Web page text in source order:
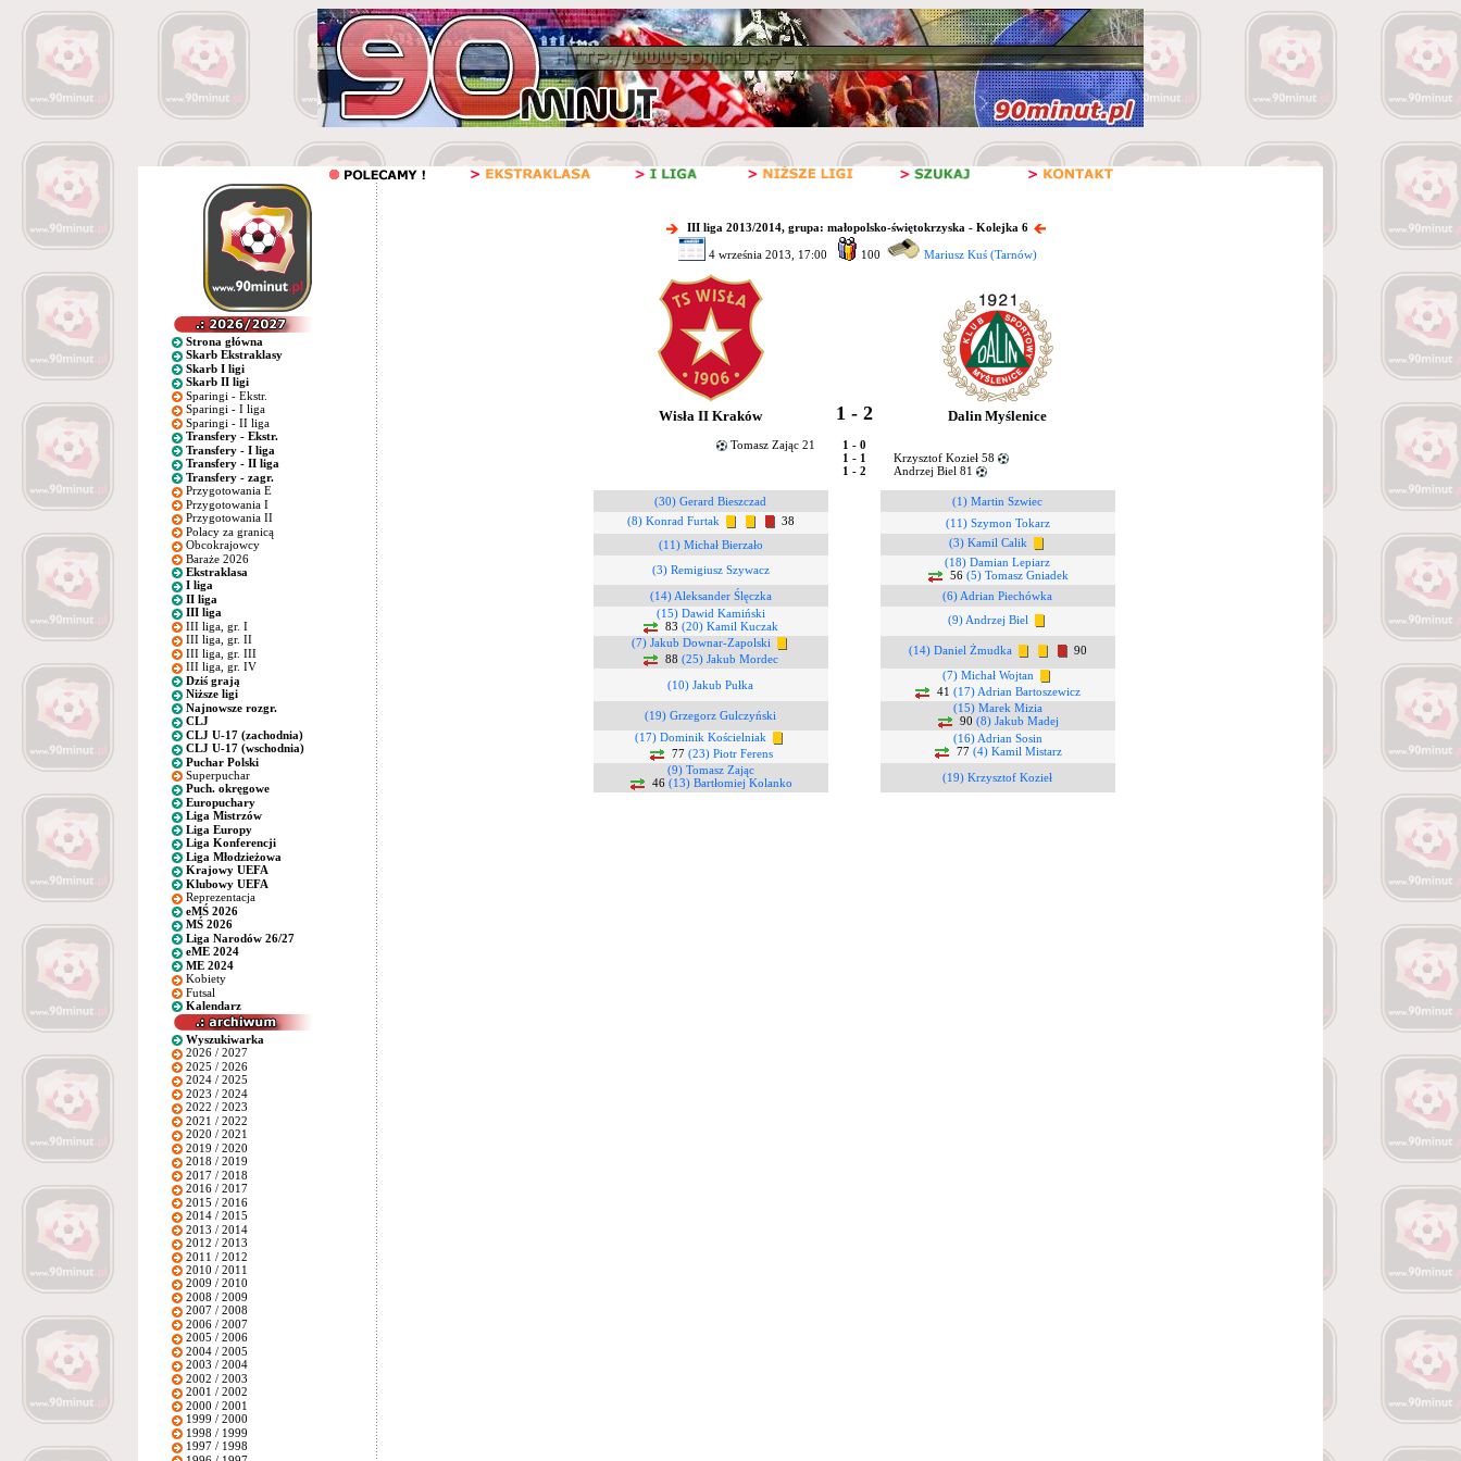
Strona główna
Skarb Ekstraklasy
Skarb I ligi
Skarb II ligi
Sparingi - Ekstr.
Sparingi - I liga
Sparingi - II liga
Transfery - Ekstr.
Transfery - I liga
Transfery - II liga
Transfery - zagr.
Przygotowania E
Przygotowania I
Przygotowania II
Polacy za granicą
Obcokrajowcy
Baraże 2026
Ekstraklasa
I liga
II liga
III liga
III liga, gr. I
III liga, gr. II
III liga, gr. III
III liga, gr. IV
Dziś grają
Niższe ligi
Najnowsze rozgr.
CLJ
CLJ U-17 (zachodnia)
CLJ U-17 (wschodnia)
Puchar Polski
Superpuchar
Puch. okręgowe
Europuchary
Liga Mistrzów
Liga Europy
Liga Konferencji
Liga Młodzieżowa
Krajowy UEFA
Klubowy UEFA
Reprezentacja
eMŚ 2026
MŚ 2026
Liga Narodów 26/27
eME 2024
ME 2024
Kobiety
Futsal
Kalendarz
Wyszukiwarka
2026 / 2027
2025 / 2026
2024 / 2025
2023 / 2024
2022 / 2023
2021 / 2022
2020 / 2021
2019 / 2020
2018 / 2019
2017 / 2018
2016 / 2017
2015 / 2016
2014 / 2015
2013 / 2014
2012 / 2013
2011 / 2012
2010 / 2011
2009 / 2010
2008 / 2009
2007 / 2008
2006 / 2007
2005 / 2006
2004 / 2005
2003 / 2004
2002 / 2003
2001 / 2002
2000 / 2001
1999 / 2000
1998 / 1999
1997 / 1998
III liga 2013/2014, grupa: małopolsko-świętokrzyska - Kolejka 6
4 września 2013, 17:00 100 Mariusz Kuś (Tarnów)
Wisła II Kraków 1 - 2 Dalin Myślenice
Tomasz Zając 21
1 - 0
1 - 1
Krzysztof Kozieł 58
1 - 2
Andrzej Biel 81
(30) Gerard Bieszczad
(1) Martin Szwiec
(8) Konrad Furtak
38
(11) Szymon Tokarz
(11) Michał Bierzało
(3) Kamil Calik
(3) Remigiusz Szywacz
(18) Damian Lepiarz
56 (5) Tomasz Gniadek
(14) Aleksander Ślęczka
(6) Adrian Piechówka
(15) Dawid Kamiński
83 (20) Kamil Kuczak
(9) Andrzej Biel
(7) Jakub Downar-Zapolski
88 (25) Jakub Mordec
(14) Daniel Żmudka 90
(10) Jakub Pułka
(7) Michał Wojtan
41 (17) Adrian Bartoszewicz
(19) Grzegorz Gulczyński
(15) Marek Mizia
90 (8) Jakub Madej
(17) Dominik Kościelniak
77 (23) Piotr Ferens
(16) Adrian Sosin
77 (4) Kamil Mistarz
(9) Tomasz Zając
46 (13) Bartłomiej Kolanko (19) Krzysztof Kozieł